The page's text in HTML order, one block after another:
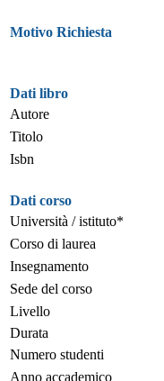
Motivo Richiesta
Dati libro
Autore
Titolo
Isbn
Dati corso
Università / istituto*
Corso di laurea
Insegnamento
Sede del corso
Livello
Durata
Numero studenti
Anno accademico